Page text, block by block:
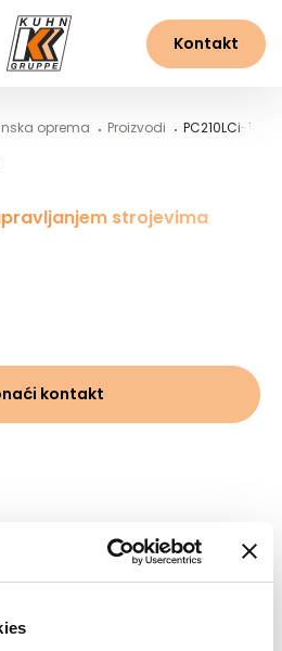
Kontakt
oprema Proizvodi PC210LCi-11
strojevima
kontakt